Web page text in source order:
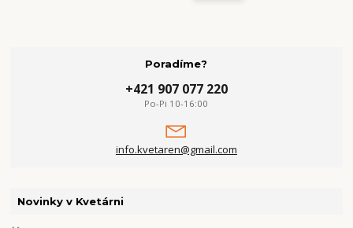
Poradíme?
+421 907 077 220
Po-Pi 10-16:00
info.kvetaren@gmail.com
Novinky v Kvetárni